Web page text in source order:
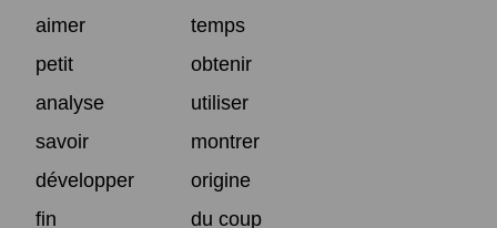
aimer
temps
petit
obtenir
analyse
utiliser
savoir
montrer
développer
origine
fin
du coup